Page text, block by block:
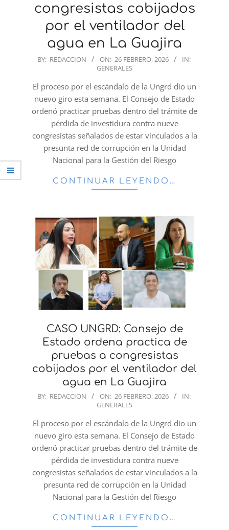
congresistas cobijados
por el ventilador del
agua en La Guajira
2026-
26
BY: REDACCION ON: 26 FEBRERO, 2026
IN:
GENERALES
El proceso por el escándalo de la Ungrd dio un
nuevo giro esta semana. El Consejo de Estado
ordenó practicar pruebas dentro del trámite de
pérdida de investidura contra nueve
congresistas señalados de estar vinculados a la
presunta red de corrupción en la Unidad
Nacional para la Gestión del Riesgo
CONTINUAR LEYENDO…
CASO UNGRD: Consejo de
Estado ordena practica de
pruebas a congresistas
cobijados por el ventilador del
agua en La Guajira
2026-
26
BY: REDACCION ON: 26 FEBRERO, 2026
IN:
GENERALES
El proceso por el escándalo de la Ungrd dio un
nuevo giro esta semana. El Consejo de Estado
ordenó practicar pruebas dentro del trámite de
pérdida de investidura contra nueve
congresistas señalados de estar vinculados a la
presunta red de corrupción en la Unidad
Nacional para la Gestión del Riesgo
CONTINUAR LEYENDO…